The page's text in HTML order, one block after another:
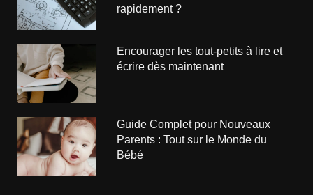
rapidement ?
Encourager les tout-petits à lire et
écrire dès maintenant
Guide Complet pour Nouveaux
Parents : Tout sur le Monde du
Bébé